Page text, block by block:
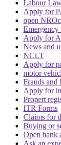
Labour
Apply for
open
Emergency
Apply for
News and
NCLT
Apply for
motor
Frauds and
Apply for
Propert
ITR Forms
Claims for
Buying or
Open bank
Ask an